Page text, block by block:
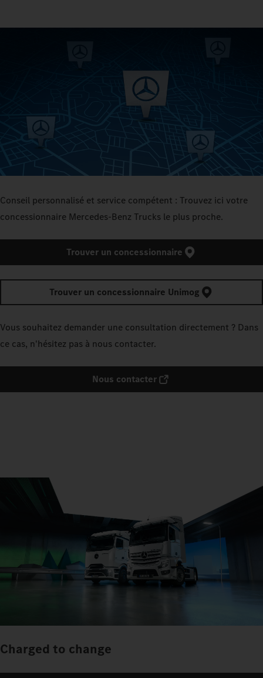
Conseil personnalisé et service compétent : Trouvez ici votre
concessionnaire Mercedes‑Benz Trucks le plus proche.
Trouver un concessionnaire
Trouver un concessionnaire Unimog
Vous souhaitez demander une consultation directement ? Dans
ce cas, n'hésitez pas à nous contacter.
Nous contacter
Charged to change